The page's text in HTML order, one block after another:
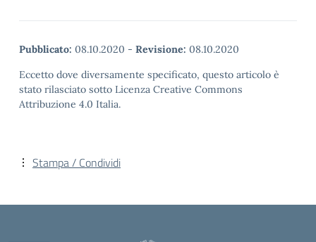
Pubblicato: 08.10.2020 - Revisione: 08.10.2020
Eccetto dove diversamente specificato, questo articolo è
stato rilasciato sotto Licenza Creative Commons
Attribuzione 4.0 Italia.
Stampa / Condividi